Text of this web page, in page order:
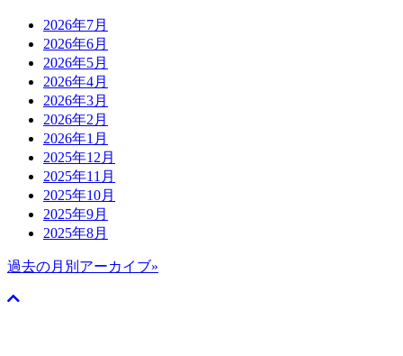
2026年7月
2026年6月
2026年5月
2026年4月
2026年3月
2026年2月
2026年1月
2025年12月
2025年11月
2025年10月
2025年9月
2025年8月
過去の月別アーカイブ»